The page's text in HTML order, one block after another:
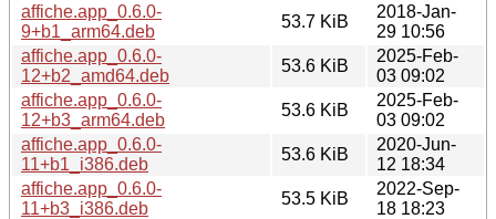
affiche.app_0.6.0-
9+b1_arm64.deb
53.7 KiB
2018-Jan-
29 10:56
affiche.app_0.6.0-
12+b2_amd64.deb
53.6 KiB
2025-Feb-
03 09:02
affiche.app_0.6.0-
12+b3_arm64.deb
53.6 KiB
2025-Feb-
03 09:02
affiche.app_0.6.0-
11+b1_i386.deb
53.6 KiB
2020-Jun-
12 18:34
affiche.app_0.6.0-
11+b3_i386.deb
53.5 KiB
2022-Sep-
18 18:23